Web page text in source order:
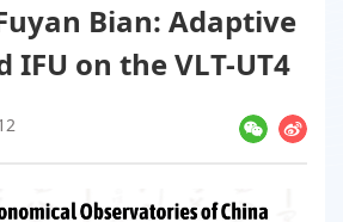
Bian: Adaptive
IFU on the VLT-UT4